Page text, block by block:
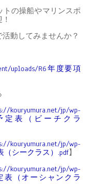
の操船やマリンスポ
動してみませんか？
uploads/R6年度要項
kouryumura.net/jp/wp-
定表（ビーチクラ
kouryumura.net/jp/wp-
（シークラス）.pdf】
kouryumura.net/jp/wp-
表（オーシャンクラ